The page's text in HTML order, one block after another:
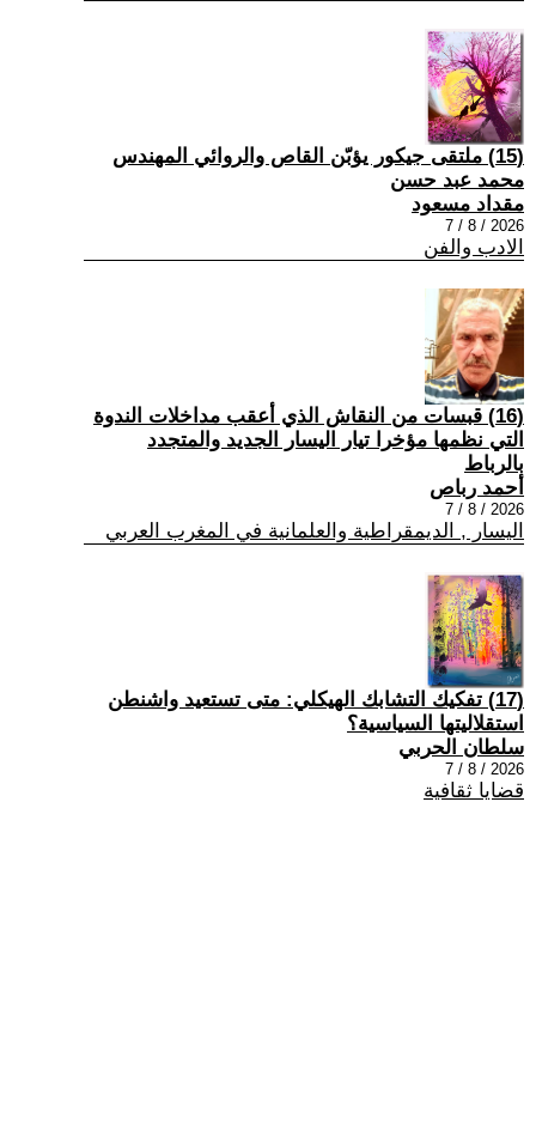
(15) ملتقى جيكور يؤبّن القاص والروائي المهندس
محمد عبد حسن
مقداد مسعود
2026 / 8 / 7
الادب والفن
(16) قبسات من النقاش الذي أعقب مداخلات الندوة
التي نظمها مؤخرا تيار اليسار الجديد والمتجدد
بالرباط
أحمد رباص
2026 / 8 / 7
اليسار , الديمقراطية والعلمانية في المغرب العربي
(17) تفكيك التشابك الهيكلي: متى تستعيد واشنطن
استقلاليتها السياسية؟
سلطان الحربي
2026 / 8 / 7
قضايا ثقافية